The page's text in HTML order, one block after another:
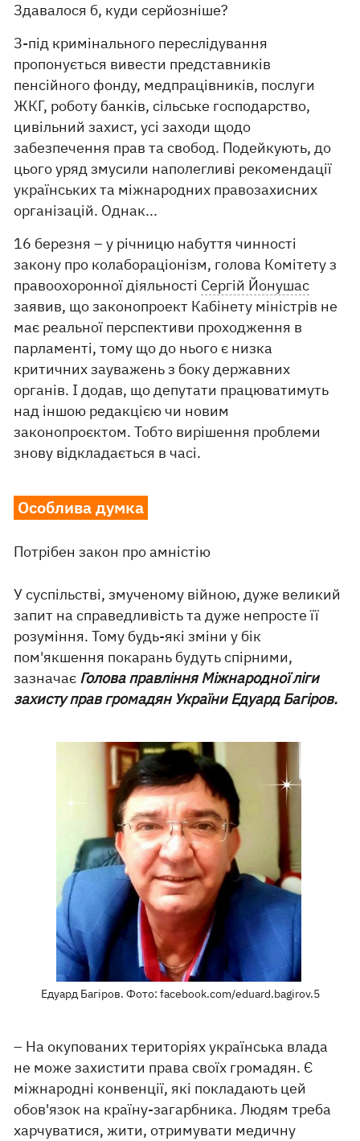
Здавалося б, куди серйозніше?
З-під кримінального переслідування
пропонується вивести представників
пенсійного фонду, медпрацівників, послуги
ЖКГ, роботу банків, сільське господарство,
цивільний захист, усі заходи щодо
забезпечення прав та свобод. Подейкують, до
цього уряд змусили наполегливі рекомендації
українських та міжнародних правозахисних
організацій. Однак...
16 березня – у річницю набуття чинності
закону про колабораціонізм, голова Комітету з
правоохоронної діяльності Сергій Йонушас
заявив, що законопроект Кабінету міністрів не
має реальної перспективи проходження в
парламенті, тому що до нього є низка
критичних зауважень з боку державних
органів. І додав, що депутати працюватимуть
над іншою редакцією чи новим
законопроєктом. Тобто вирішення проблеми
знову відкладається в часі.
Особлива думка
Потрібен закон про амністію
У суспільстві, змученому війною, дуже великий
запит на справедливість та дуже непросте її
розуміння. Тому будь-які зміни у бік
пом'якшення покарань будуть спірними,
зазначає Голова правління Міжнародної ліги
захисту прав громадян України Едуард Багіров.
Едуард Багіров. Фото: facebook.com/eduard.bagirov.5
– На окупованих територіях українська влада
не може захистити права своїх громадян. Є
міжнародні конвенції, які покладають цей
обов'язок на країну-загарбника. Людям треба
харчуватися, жити, отримувати медичну